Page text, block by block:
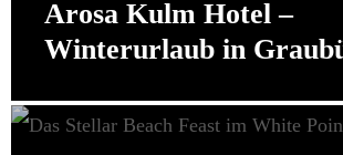
Arosa Kulm Hotel –
Winterurlaub in